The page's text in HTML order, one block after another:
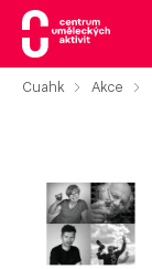
Cuahk Akce